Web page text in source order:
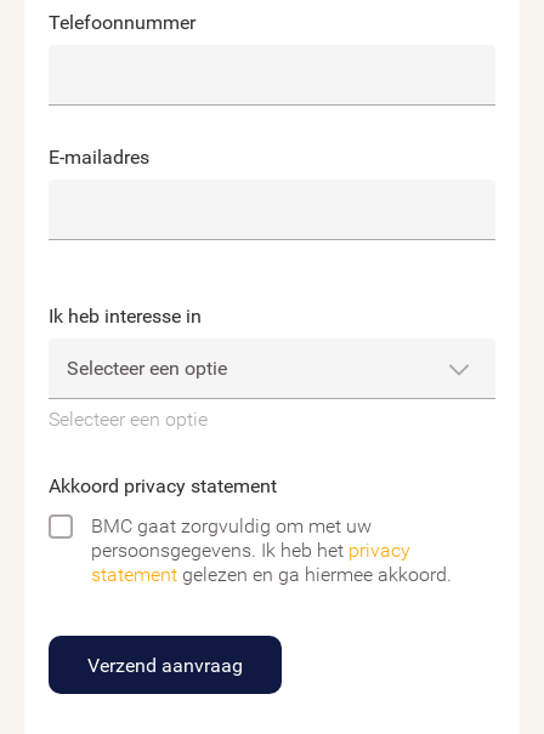
Telefoonnummer
E-mailadres
Ik heb interesse in
Selecteer een optie
Akkoord privacy statement
BMC gaat zorgvuldig om met uw
persoonsgegevens. Ik heb het privacy
statement gelezen en ga hiermee akkoord.
Verzend aanvraag